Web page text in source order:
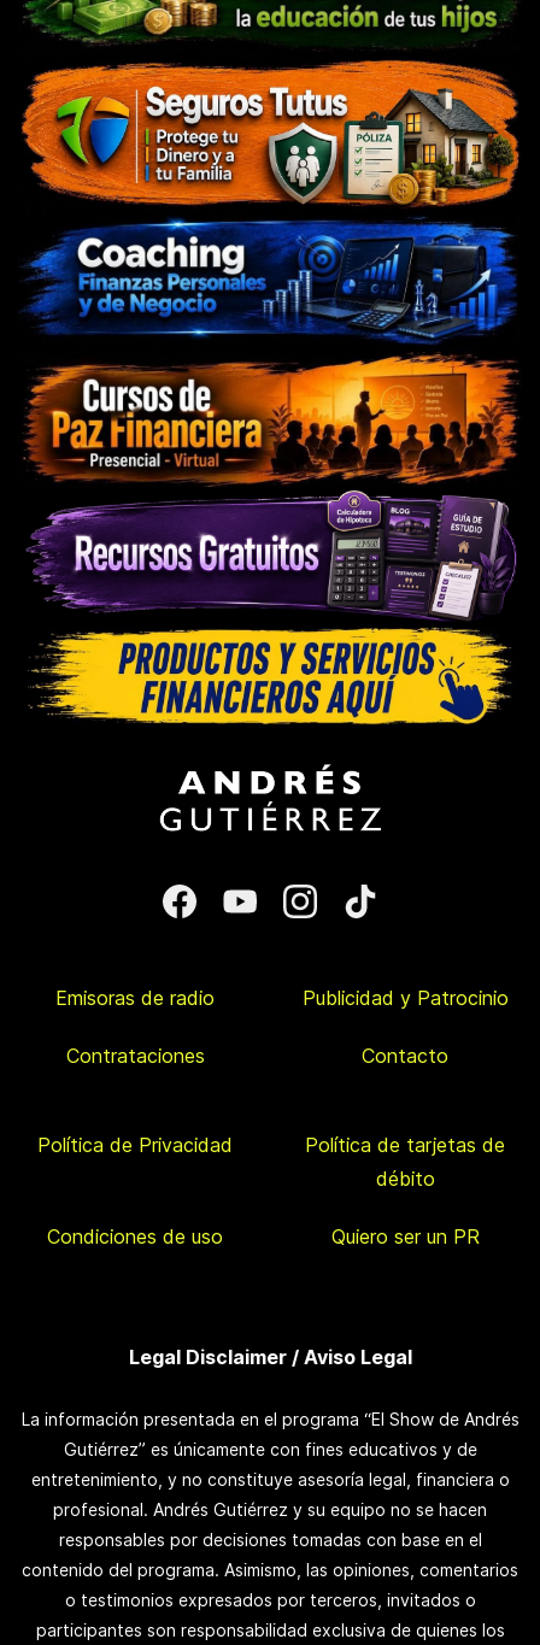
Emisoras de radio Publicidad y Patrocinio
Contrataciones Contacto
Política de Privacidad
Política de tarjetas de
débito
Condiciones de uso Quiero ser un PR
Legal Disclaimer / Aviso Legal
La información presentada en el programa “El Show de Andrés
Gutiérrez” es únicamente con fines educativos y de
entretenimiento, y no constituye asesoría legal, financiera o
profesional. Andrés Gutiérrez y su equipo no se hacen
responsables por decisiones tomadas con base en el
contenido del programa. Asimismo, las opiniones, comentarios
o testimonios expresados por terceros, invitados o
participantes son responsabilidad exclusiva de quienes los